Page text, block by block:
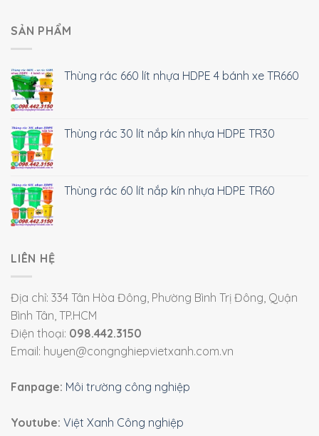
SẢN PHẨM
Thùng rác 660 lít nhựa HDPE 4 bánh xe TR660
Thùng rác 30 lít nắp kín nhựa HDPE TR30
Thùng rác 60 lít nắp kín nhựa HDPE TR60
LIÊN HỆ
Địa chỉ: 334 Tân Hòa Đông, Phường Bình Trị Đông, Quận
Bình Tân, TP.HCM
Điện thoại: 098.442.3150
Email: huyen@congnghiepvietxanh.com.vn
Fanpage: Môi trường công nghiệp
Youtube: Việt Xanh Công nghiệp